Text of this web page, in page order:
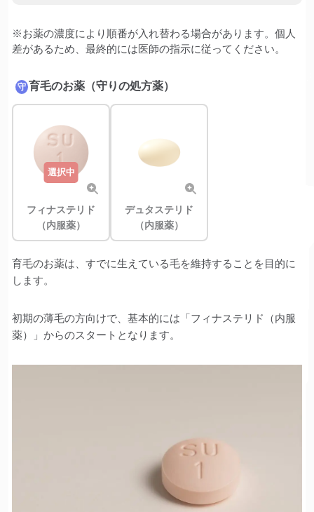
※お薬の濃度により順番が入れ替わる場合があります。個人
差があるため、最終的には医師の指示に従ってください。
守 育毛のお薬（守りの処方薬）
フィナステリド
（内服薬）
選択中
デュタステリド
（内服薬）
育毛のお薬は、すでに生えている毛を維持することを目的に
します。
初期の薄毛の方向けで、基本的には「フィナステリド（内服
薬）」からのスタートとなります。